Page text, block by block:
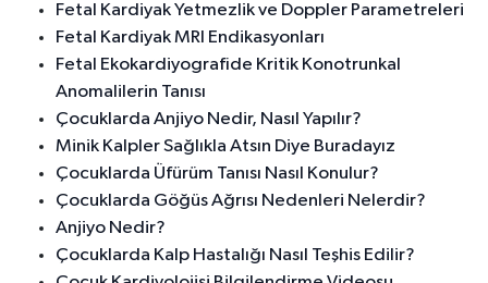
Fetal Kardiyak Yetmezlik ve Doppler Parametreleri
Fetal Kardiyak MRI Endikasyonları
Fetal Ekokardiyografide Kritik Konotrunkal
Anomalilerin Tanısı
Çocuklarda Anjiyo Nedir, Nasıl Yapılır?
Minik Kalpler Sağlıkla Atsın Diye Buradayız
Çocuklarda Üfürüm Tanısı Nasıl Konulur?
Çocuklarda Göğüs Ağrısı Nedenleri Nelerdir?
Anjiyo Nedir?
Çocuklarda Kalp Hastalığı Nasıl Teşhis Edilir?